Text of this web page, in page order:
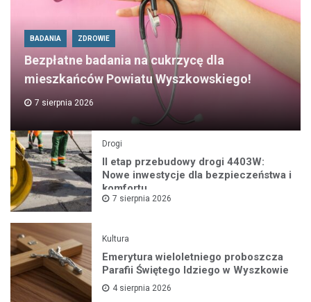
BADANIA ZDROWIE
Bezpłatne badania na cukrzycę dla
mieszkańców Powiatu Wyszkowskiego!
7 sierpnia 2026
Drogi
II etap przebudowy drogi 4403W:
Nowe inwestycje dla bezpieczeństwa i
komfortu
7 sierpnia 2026
Kultura
Emerytura wieloletniego proboszcza
Parafii Świętego Idziego w Wyszkowie
4 sierpnia 2026